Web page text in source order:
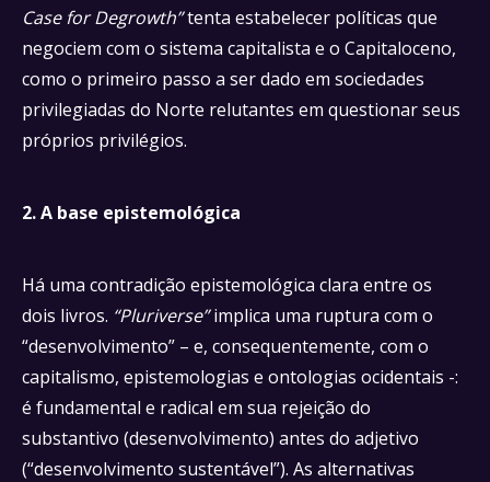
Case for Degrowth”tenta estabelecer políticas que
negociem com o sistema capitalista e o Capitaloceno,
como o primeiro passo a ser dado em sociedades
privilegiadas do Norte relutantes em questionar seus
próprios privilégios.
2. A base epistemológica
Há uma contradição epistemológica clara entre os
dois livros. “Pluriverse”implica uma ruptura com o
“desenvolvimento” – e, consequentemente, com o
capitalismo, epistemologias e ontologias ocidentais -:
é fundamental e radical em sua rejeição do
substantivo (desenvolvimento) antes do adjetivo
(“desenvolvimento sustentável”). As alternativas